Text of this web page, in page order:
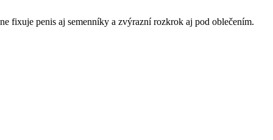
fixuje penis aj semenníky a zvýrazní rozkrok aj pod oblečením.